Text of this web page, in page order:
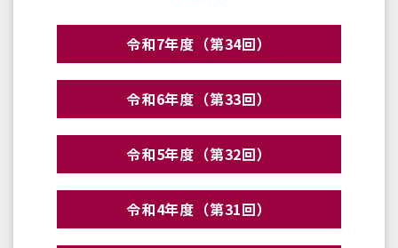
令和7年度（第34回）
令和6年度（第33回）
令和5年度（第32回）
令和4年度（第31回）